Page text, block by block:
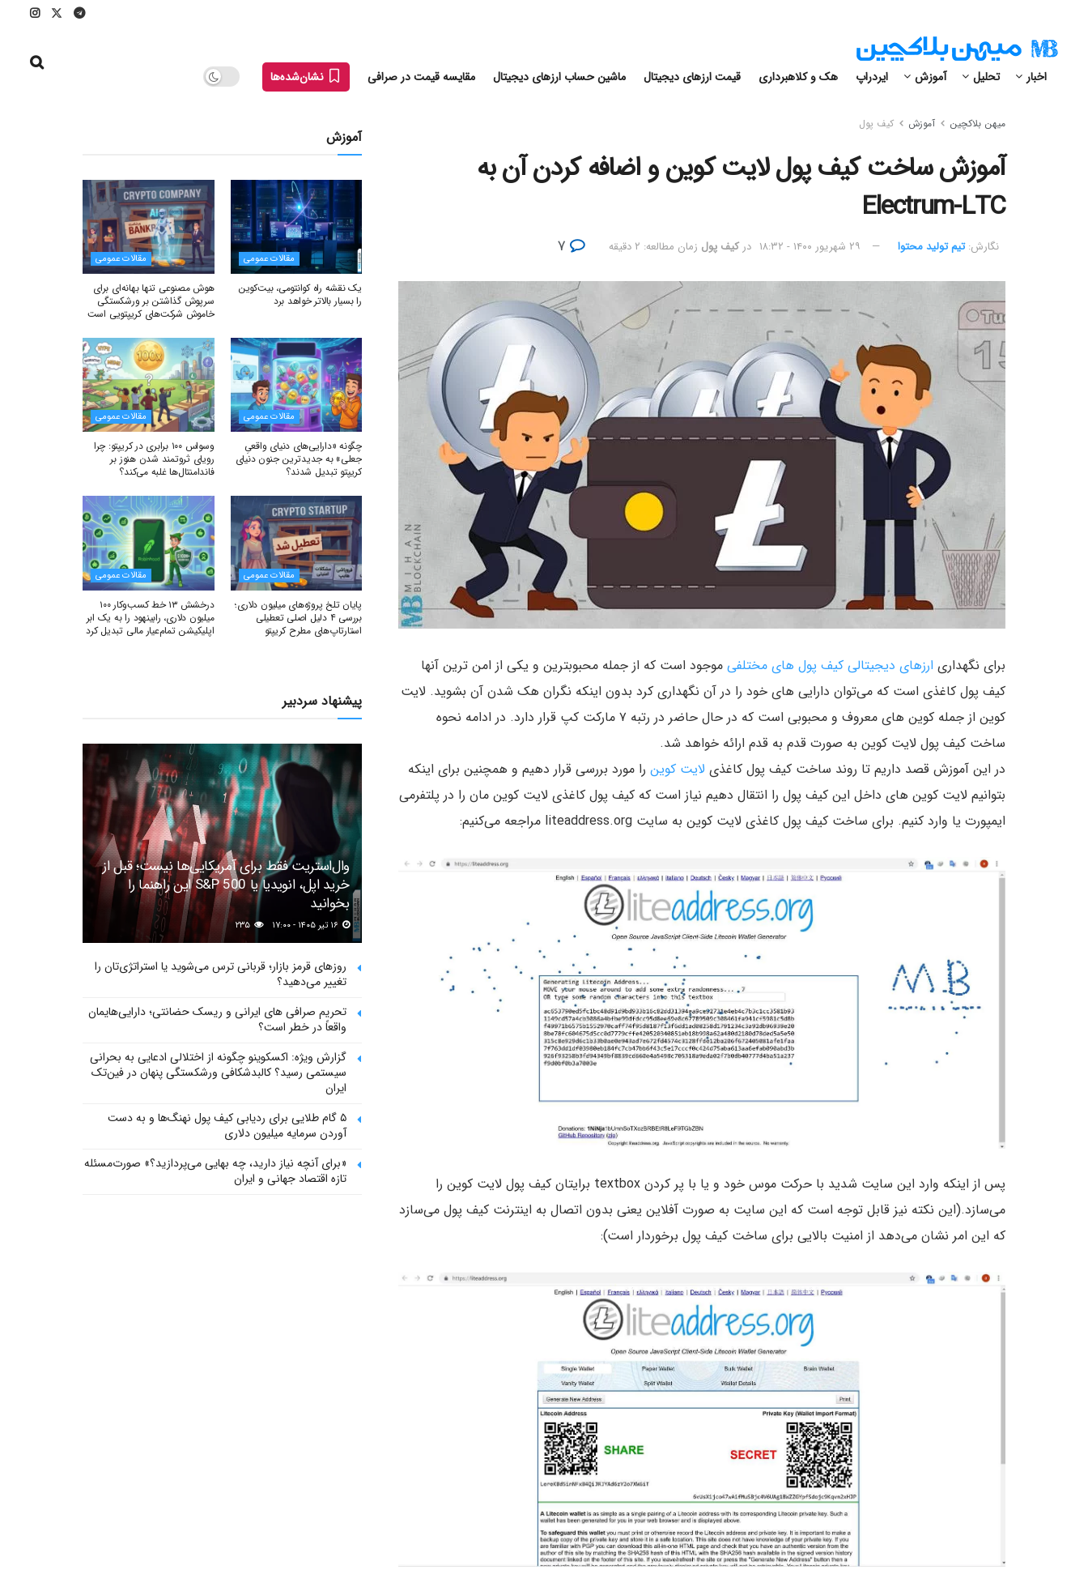
اخبار تحلیل آموزش ایردراپ هک و کلاهبرداری قیمت ارزهای دیجیتال ماشین حساب ارزهای دیجیتال مقایسه قیمت در صرافی نشان‌شده‌ها
میهن بلاکچین آموزش کیف پول
آموزش ساخت کیف پول لایت کوین و اضافه کردن آن به
Electrum-LTC
نگارش:‌ تیم تولید محتوا ۲۹ شهریور ۱۴۰۰ - ۱۸:۳۲ در کیف پول زمان مطالعه: ۲ دقیقه
برای نگهداری ارزهای دیجیتالی کیف پول های مختلفی موجود است که از جمله محبوبترین و یکی از امن ترین آنها
کیف پول کاغذی است که می‌توان دارایی های خود را در آن نگهداری کرد بدون اینکه نگران هک شدن آن بشوید. لایت
کوین از جمله کوین های معروف و محبوبی است که در حال حاضر در رتبه ۷ مارکت کپ قرار دارد. در ادامه نحوه
ساخت کیف پول لایت کوین به صورت قدم به قدم ارائه خواهد شد.
در این آموزش قصد داریم تا روند ساخت کیف پول کاغذی لایت کوین را مورد بررسی قرار دهیم و همچنین برای اینکه
بتوانیم لایت کوین های داخل این کیف پول را انتقال دهیم نیاز است که کیف پول کاغذی لایت کوین مان را در پلتفرمی
ایمپورت یا وارد کنیم. برای ساخت کیف پول کاغذی لایت کوین به سایت liteaddress.org مراجعه می‌کنیم:
پس از اینکه وارد این سایت شدید با حرکت موس خود و یا با پر کردن textbox برایتان کیف پول لایت کوین را
می‌سازد.(این نکته نیز قابل توجه است که این سایت به صورت آفلاین یعنی بدون اتصال به اینترنت کیف پول می‌سازد
که این امر نشان می‌دهد از امنیت بالایی برای ساخت کیف پول برخوردار است):
آموزش
مقالات عمومی
یک نقشه راه کوانتومی، بیت‌کوین
را بسیار بالاتر خواهد برد
مقالات عمومی
هوش مصنوعی تنها بهانه‌ای برای
سرپوش گذاشتن بر ورشکستگی
خاموش شرکت‌های کریپتویی است
مقالات عمومی
چگونه «دارایی‌های دنیای واقعیِ
جعلی» به جدیدترین جنون دنیای
کریپتو تبدیل شدند؟
مقالات عمومی
وسواس ۱۰۰ برابری در کریپتو: چرا
رویای ثروتمند شدن هنوز بر
فاندامنتال‌ها غلبه می‌کند؟
مقالات عمومی
پایان تلخ پروژه‌های میلیون دلاری؛
بررسی ۴ دلیل اصلی تعطیلی
استارتاپ‌های مطرح کریپتو
مقالات عمومی
درخشش ۱۳ خط کسب‌وکار ۱۰۰
میلیون دلاری، رابینهود را به یک ابر
اپلیکیشن تمام‌عیار مالی تبدیل کرد
پیشنهاد سردبیر
وال‌استریت فقط برای آمریکایی‌ها نیست؛ قبل از
خرید اپل، انویدیا یا S&P 500 این راهنما را
بخوانید
روزهای قرمز بازار؛ قربانی ترس می‌شوید یا استراتژی‌تان را
تغییر می‌دهید؟
تحریم صرافی های ایرانی و ریسک حضانتی؛ دارایی‌هایمان
واقعاً در خطر است؟
گزارش ویژه: اکسکوینو چگونه از اختلالی ادعایی به بحرانی
سیستمی رسید؟ کالبدشکافی ورشکستگی پنهان در فین‌تک
ایران
۵ گام طلایی برای ردیابی کیف پول‌ نهنگ‌ها و به دست
آوردن سرمایه میلیون دلاری
«برای آنچه نیاز دارید، چه بهایی می‌پردازید؟» صورت‌مسئله
تازه اقتصاد جهانی و ایران